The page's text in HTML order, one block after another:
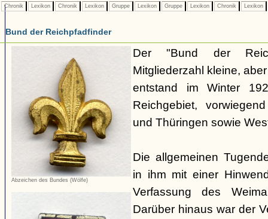
Chronik Lexikon Chronik Lexikon Gruppe Lexikon Gruppe Lexikon Chronik Lexikon
Bund der Reichpfadfinder
Abzeichen des Bundes (Wölfe)
Der "Bund der
Mitgliederzahl kleine,
entstand im Winter
Reichgebiet,
und Thüringen sowie
Die allgemeinen
in ihm mit einer
Verfassung des
Darüber hinaus war der